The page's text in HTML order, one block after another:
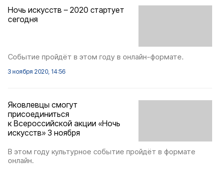
Ночь искусств – 2020 стартует
сегодня
Событие пройдёт в этом году в онлайн-формате.
3 ноября 2020, 14:56
Яковлевцы смогут
присоединиться
к Всероссийской акции «Ночь
искусств» 3 ноября
В этом году культурное событие пройдёт в формате
онлайн.